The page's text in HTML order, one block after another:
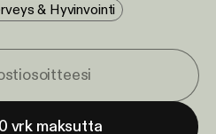
& Hyvinvointi
vrk maksutta